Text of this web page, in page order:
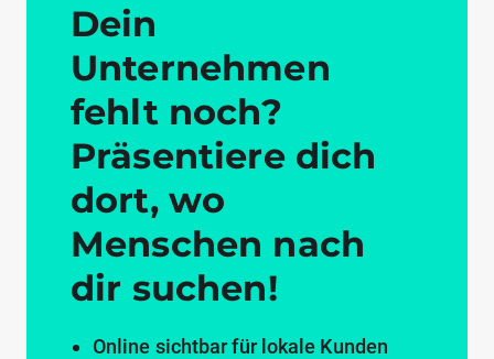
Dein
Unternehmen
fehlt noch?
Präsentiere dich
dort, wo
Menschen nach
dir suchen!
Online sichtbar für lokale Kunden